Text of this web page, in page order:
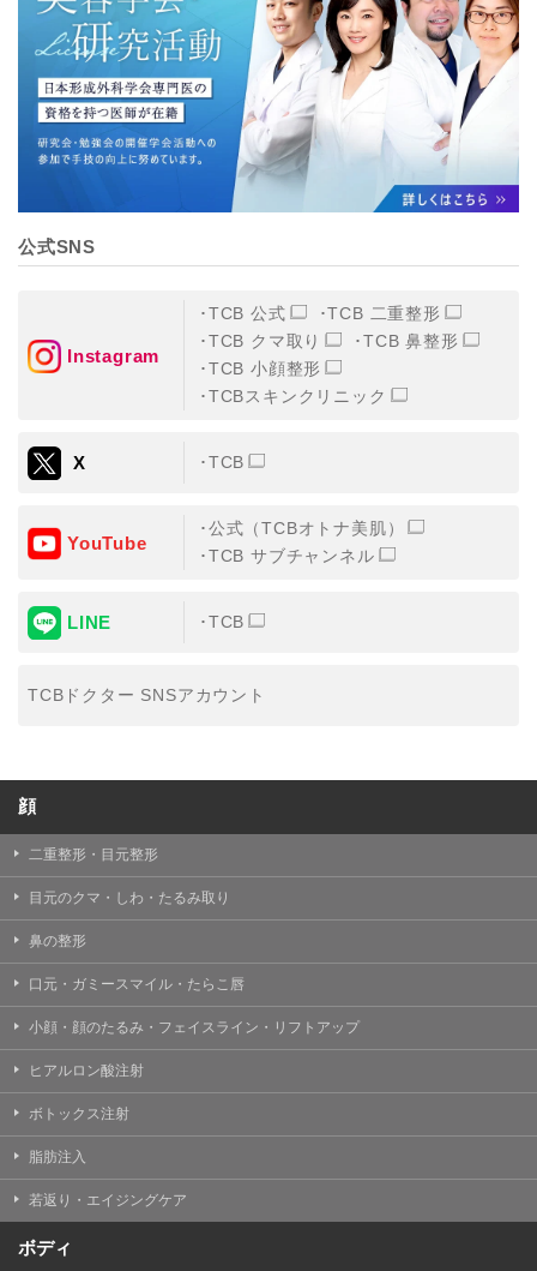
TCBグループは、取り扱う個人情報を、厳正な管理の下
に蓄積・保管し、当該個人情報への不正アクセス・紛
失・破壊・改ざんおよび漏洩等を防止するため、必要か
つ適切な組織的・人的・物理的・技術的防御措置を講じ
ます。
【個人情報の共同利用について】
TCBグループは、【利用目的】達成に必要な範囲で、取
得情報を共同して利用することがあります。
なお、共同利用にあたっては、一般社団法人メディカル
す。
一般社団法人メディカルアライアンス
①共同して利用される情報
②共同して利用する者の範囲
③共同利用する者の利用目的
【外部委託について】
おいて、取得情報の取扱いの全部または一部を外部の業
務委託先に委託することがあります。取得情報の取り扱
TCBグループは、個人情報保護法その他の法令により認
められる場合を除き、患者様の同意なしに、取得情報を
ん。
【個人情報の開示・訂正・利用停止について】
TCBグループは、本人の申し出により個人情報に関する
開示、訂正、更新、削除、利用停止その他お問い合わせ
について、これを適切に対応します。
【Cookie(クッキー)について】
Cookieは、一般的にインターネット閲覧を行う際、又は
の閲覧情報を記憶させておく機能です。
TCBグループでは、Cookie及び類似技術を使用して収集
を分析し、パフォーマンス改善や、WEBサイトを通じて
提供するサービスの向上・改善のため、Cookieを使用す
ることがあります。ご使用のブラウザによりCookieを無
公式SNS
Instagram
TCB 公式
TCB 二重整形
TCB クマ取り
TCB 鼻整形
TCB 小顔整形
TCBスキンクリニック
X TCB
YouTube
公式（TCBオトナ美肌）
TCB サブチャンネル
LINE TCB
TCBドクター SNSアカウント
顔
二重整形・目元整形
目元のクマ・しわ・たるみ取り
鼻の整形
口元・ガミースマイル・たらこ唇
小顔・顔のたるみ・フェイスライン・リフトアップ
ヒアルロン酸注射
ボトックス注射
脂肪注入
若返り・エイジングケア
ボディ